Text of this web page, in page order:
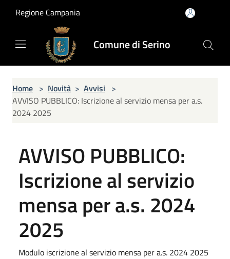
Regione Campania
Comune di Serino
Home > Novità > Avvisi >
AVVISO PUBBLICO: Iscrizione al servizio mensa per a.s.
2024 2025
AVVISO PUBBLICO:
Iscrizione al servizio
mensa per a.s. 2024
2025
Modulo iscrizione al servizio mensa per a.s. 2024 2025